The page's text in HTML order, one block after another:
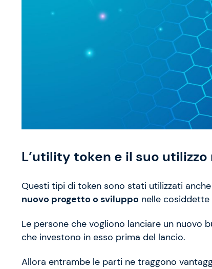
L’utility token e il suo utilizzo
Questi tipi di token sono stati utilizzati
nuovo progetto o sviluppo nelle cosiddette
Le persone che vogliono lanciare un
che investono in esso prima del lancio.
Allora entrambe le parti ne traggono